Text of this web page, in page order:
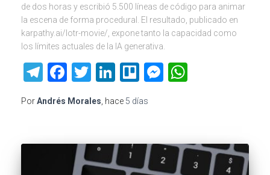
de dos horas y escribió 5.500 líneas de código para animar
la escena de forma procedural. El resultado, publicado en
karpathy.ai/lotr-movie/, expone tanto la capacidad como
los límites actuales de la IA generativa.
Telegram
Facebook
Twitter
LinkedIn
TrelloMessenger
PorAndrés Morales , hace 5 días